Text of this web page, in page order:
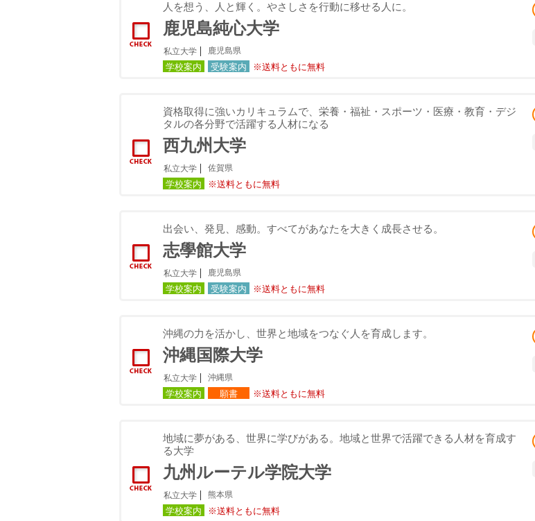
人を想う、人と輝く。やさしさを行動に移せる人に。
鹿児島純心大学
私立大学 鹿児島県
学校案内 受験案内 ※送料ともに無料
資格取得に強いカリキュラムで、栄養・福祉・スポーツ・医療・教育・デジ
タルの各分野で活躍する人材になる
西九州大学
私立大学 佐賀県
学校案内 ※送料ともに無料
出会い、発見、感動。すべてがあなたを大きく成長させる。
志學館大学
私立大学 鹿児島県
学校案内 受験案内 ※送料ともに無料
沖縄の力を活かし、世界と地域をつなぐ人を育成します。
沖縄国際大学
私立大学 沖縄県
学校案内 願書 ※送料ともに無料
地域に夢がある、世界に学びがある。地域と世界で活躍できる人材を育成す
る大学
九州ルーテル学院大学
私立大学 熊本県
学校案内 ※送料ともに無料